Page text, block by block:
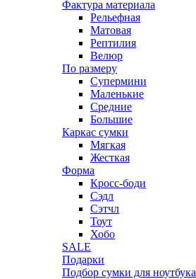
Фактура материала
Рельефная
Матовая
Рептилия
Велюр
По размеру
Супермини
Маленькие
Средние
Большие
Каркас сумки
Мягкая
Жесткая
Форма
Кросс-боди
Сэдл
Сэтчл
Тоут
Хобо
SALE
Подарки
Подбор сумки для ноутбука